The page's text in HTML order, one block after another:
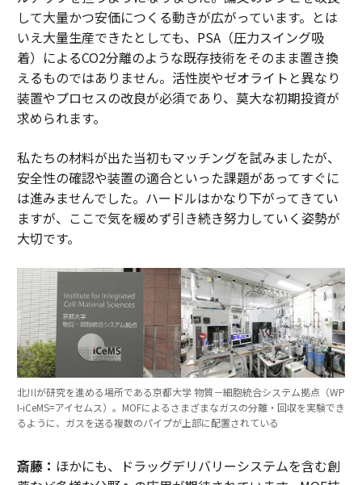
して大量かつ安価につくる動きが広がっています。とは
いえ大量生産できたとしても、PSA（圧力スイング吸
着）によるCO2分離のような既存技術をそのまま置き換
えるものではありません。活性炭やゼオライトと異なり
装置やプロセスの改良が必須であり、莫大な初期投資が
求められます。
私たちの材料が出た当初もマッチングを試みましたが、
安全性の確認や装置の適合といった課題があってすぐに
は進みませんでした。ハードルはかなり下がってきてい
ますが、ここで気を緩めず引き続き努力していく姿勢が
大切です。
北川が研究を進める場所である京都大学 物質－細胞統合システム拠点（WP
I-iCeMS=アイセムス）。MOFによるさまざまなガスの分離・回収を実験でき
るように、ガスを送る複数のパイプが上部に配置されている
斎藤： ほかにも、ドラッグデリバリーシステムを含む創